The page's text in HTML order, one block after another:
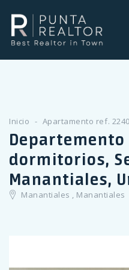
Inicio Apartamento ref. 2240
dormitorios,
Manantiales,
Manantiales , Manantiales